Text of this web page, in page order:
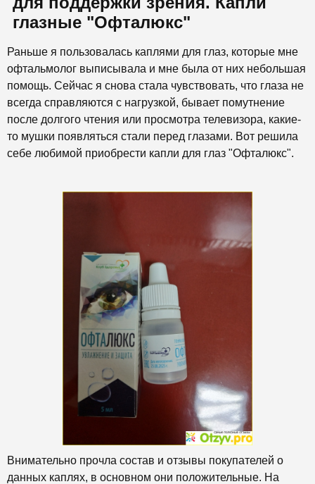
глазные "Офталюкс"
Раньше я пользовалась каплями для глаз, которые мне
офтальмолог выписывала и мне была от них небольшая
помощь. Сейчас я снова стала чувствовать, что глаза не
всегда справляются с нагрузкой, бывает помутнение
после долгого чтения или просмотра телевизора, какие-
то мушки появляться стали перед глазами. Вот решила
себе любимой приобрести капли для глаз "Офталюкс".
Внимательно прочла состав и отзывы покупателей о
данных каплях, в основном они положительные. На